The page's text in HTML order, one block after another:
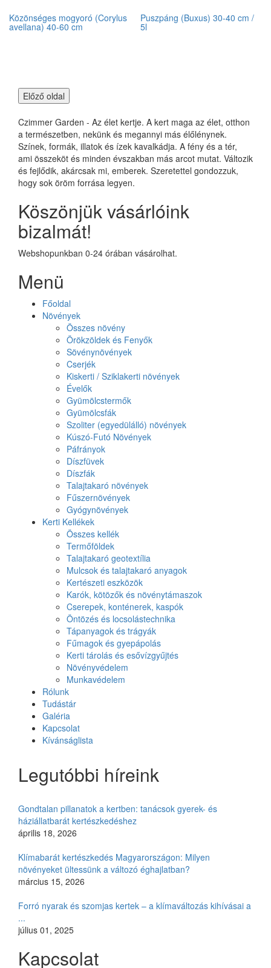
Közönséges mogyoró (Corylus
avellana) 40-60 cm
Puszpáng (Buxus) 30-40 cm /
5l
Czimmer Garden - Az élet kertje. A kert maga az élet, otthon
a természetben, nekünk és megannyi más élőlénynek.
Színek, formák, illatok és ízek kavalkádja. A fény és a tér,
ami összeköt és minden évszakban más arcot mutat. Változik
és fejlődik, akárcsak mi, emberek. Szeretettel gondozzuk,
hogy sok öröm forrása legyen.
Köszönjük vásárlóink
bizalmát!
Webshopunkban 0-24 órában vásárolhat.
Menü
Főoldal
Növények
Összes növény
Örökzöldek és Fenyők
Sövénynövények
Cserjék
Kiskerti / Sziklakerti növények
Évelők
Gyümölcstermők
Gyümölcsfák
Szoliter (egyedülálló) növények
Kúszó-Futó Növények
Páfrányok
Díszfüvek
Díszfák
Talajtakaró növények
Fűszernövények
Gyógynövények
Kerti Kellékek
Összes kellék
Termőföldek
Talajtakaró geotextília
Mulcsok és talajtakaró anyagok
Kertészeti eszközök
Karók, kötözők és növénytámaszok
Cserepek, konténerek, kaspók
Öntözés és locsolástechnika
Tápanyagok és trágyák
Fűmagok és gyepápolás
Kerti tárolás és esővízgyűjtés
Növényvédelem
Munkavédelem
Rólunk
Tudástár
Galéria
Kapcsolat
Kívánságlista
Legutóbbi híreink
Gondtalan pillanatok a kertben: tanácsok gyerek- és
háziállatbarát kertészkedéshez
április 18, 2026
Klímabarát kertészkedés Magyarországon: Milyen
növényeket ültessünk a változó éghajlatban?
március 15, 2026
Forró nyarak és szomjas kertek – a klímaváltozás kihívásai a
...
július 01, 2025
Kapcsolat